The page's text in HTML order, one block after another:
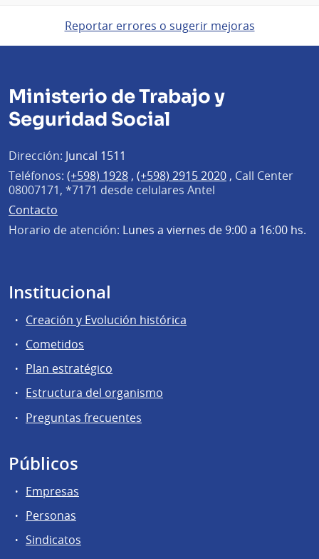
Reportar errores o sugerir mejoras
Ministerio de Trabajo y
Seguridad Social
Dirección: Juncal 1511
Teléfonos: (+598) 1928 , (+598) 2915 2020 , Call Center
08007171, *7171 desde celulares Antel
Contacto
Horario de atención: Lunes a viernes de 9:00 a 16:00 hs.
Institucional
Creación y Evolución histórica
Cometidos
Plan estratégico
Estructura del organismo
Preguntas frecuentes
Públicos
Empresas
Personas
Sindicatos